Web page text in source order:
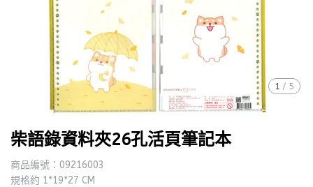
1 / 5
柴語錄資料夾26孔活頁筆記本
商品編號：09216003
規格約 1*19*27 CM